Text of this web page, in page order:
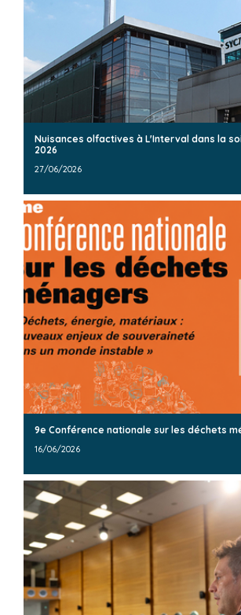
Nuisances olfactives à L'Interval dans la
2026
27/06/2026
9e Conférence nationale sur les déchets
16/06/2026